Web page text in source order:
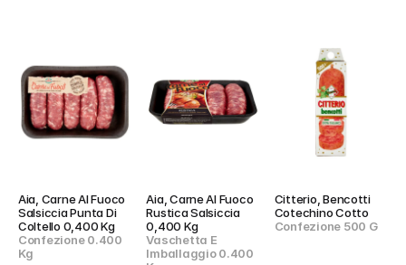
Aia, Carne Al Fuoco
Salsiccia Punta Di
Coltello 0,400 Kg
Confezione 0.400
Kg
Aia, Carne Al Fuoco
Rustica Salsiccia
0,400 Kg
Vaschetta E
Imballaggio 0.400
Citterio, Bencotti
Cotechino Cotto
Confezione 500 G